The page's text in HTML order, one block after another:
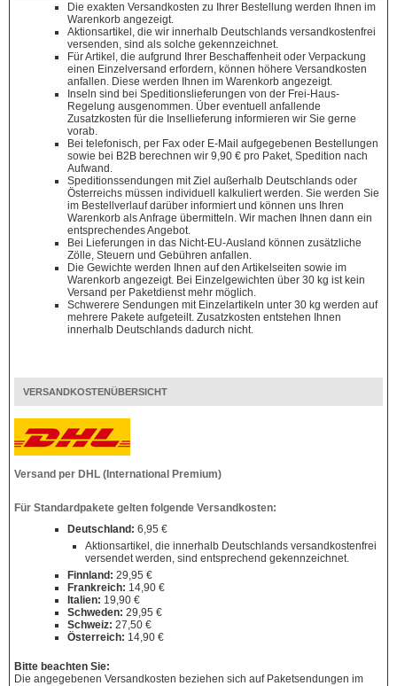
Die exakten Versandkosten zu Ihrer Bestellung werden Ihnen im
Warenkorb angezeigt.
Aktionsartikel, die wir innerhalb Deutschlands versandkostenfrei
versenden, sind als solche gekennzeichnet.
Für Artikel, die aufgrund Ihrer Beschaffenheit oder Verpackung
einen Einzelversand erfordern, können höhere Versandkosten
anfallen. Diese werden Ihnen im Warenkorb angezeigt.
Inseln sind bei Speditionslieferungen von der Frei-Haus-
Regelung ausgenommen. Über eventuell anfallende
Zusatzkosten für die Insellieferung informieren wir Sie gerne
vorab.
Bei telefonisch, per Fax oder E-Mail aufgegebenen Bestellungen
sowie bei B2B berechnen wir 9,90 € pro Paket, Spedition nach
Aufwand.
Speditionssendungen mit Ziel außerhalb Deutschlands oder
Österreichs müssen individuell kalkuliert werden. Sie werden Sie
im Bestellverlauf darüber informiert und können uns Ihren
Warenkorb als Anfrage übermitteln. Wir machen Ihnen dann ein
entsprechendes Angebot.
Bei Lieferungen in das Nicht-EU-Ausland können zusätzliche
Zölle, Steuern und Gebühren anfallen.
Die Gewichte werden Ihnen auf den Artikelseiten sowie im
Warenkorb angezeigt. Bei Einzelgewichten über 30 kg ist kein
Versand per Paketdienst mehr möglich.
Schwerere Sendungen mit Einzelartikeln unter 30 kg werden auf
mehrere Pakete aufgeteilt. Zusatzkosten entstehen Ihnen
innerhalb Deutschlands dadurch nicht.
VERSANDKOSTENÜBERSICHT
Versand per DHL (International Premium)
Für Standardpakete gelten folgende Versandkosten:
Deutschland: 6,95 €
Aktionsartikel, die innerhalb Deutschlands versandkostenfrei
versendet werden, sind entsprechend gekennzeichnet.
Finnland: 29,95 €
Frankreich: 14,90 €
Italien: 19,90 €
Schweden: 29,95 €
Schweiz: 27,50 €
Österreich: 14,90 €
Bitte beachten Sie:
Die angegebenen Versandkosten beziehen sich auf Paketsendungen im